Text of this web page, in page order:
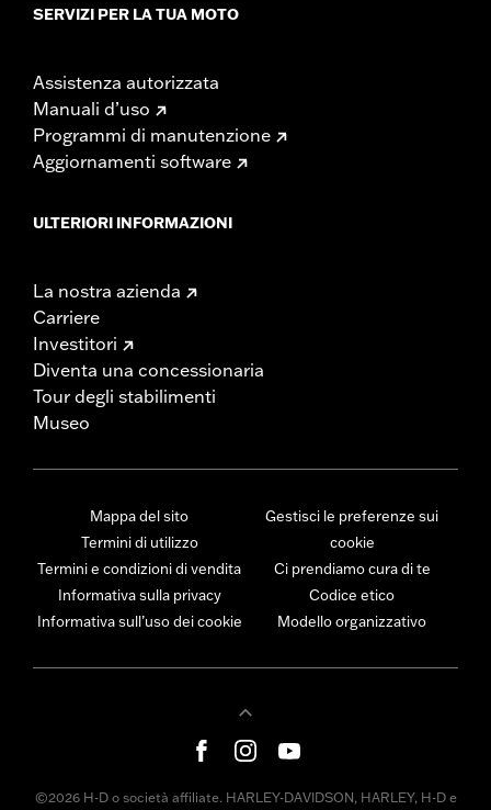
SERVIZI PER LA TUA MOTO
Assistenza autorizzata
Manuali d’uso
Programmi di manutenzione
Aggiornamenti software
ULTERIORI INFORMAZIONI
La nostra azienda
Carriere
Investitori
Diventa una concessionaria
Tour degli stabilimenti
Museo
Mappa del sito
Termini di utilizzo
Termini e condizioni di vendita
Informativa sulla privacy
Informativa sull’uso dei cookie
Gestisci le preferenze sui
cookie
Ci prendiamo cura di te
Codice etico
Modello organizzativo
©2026 H-D o società affiliate. HARLEY-DAVIDSON, HARLEY, H-D e